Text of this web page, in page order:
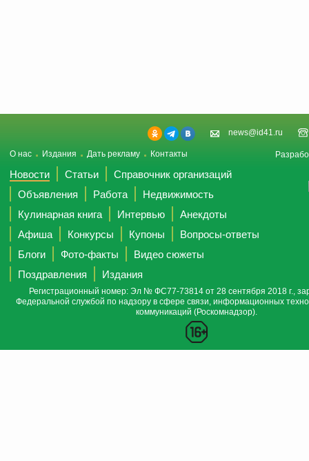
news@id41.ru
О нас Издания Дать рекламу Контакты
Новости Статьи
Справочник организаций
Объявления
Работа
Недвижимость
Кулинарная книга
Интервью
Анекдоты
Афиша
Конкурсы Купоны
Вопросы-ответы
Блоги
Фото-факты
Видео сюжеты
Поздравления
Издания
Регистрационный номер: Эл № ФС77-73814 от 28 сентября 2018 г.,
Федеральной службой по надзору в сфере связи, информационных
коммуникаций (Роскомнадзор).